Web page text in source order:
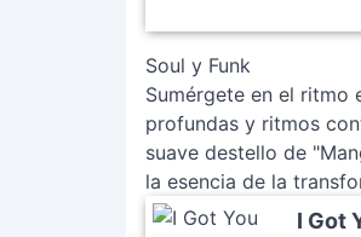
Soul y Funk
Sumérgete en el ritmo
profundas y ritmos
suave destello de
la esencia de la
I Got